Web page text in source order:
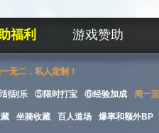
福利 游戏赞助
无二，私人定制！
刮乐 ⑤限时打宝 ⑥经验加成 周一
坐骑收藏 百人道场 爆率和额外BP